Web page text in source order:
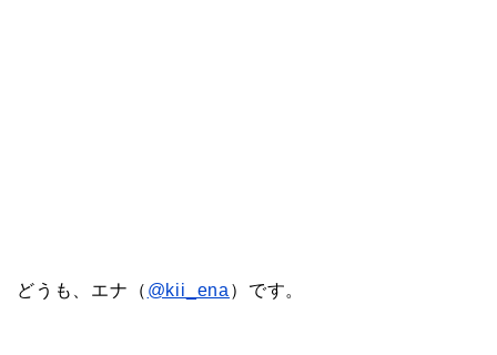
どうも、エナ（ @kii_ena ）です。